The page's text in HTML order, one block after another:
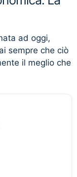
ad oggi,
sempre che ciò
il meglio che